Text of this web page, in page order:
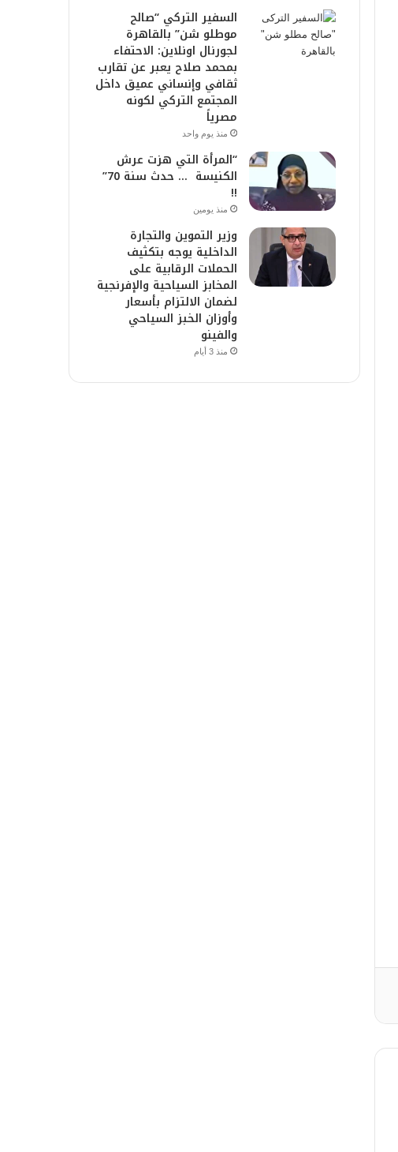
السفير التركي “صالح
موطلو شن” بالقاهرة
لجورنال اونلاين: الاحتفاء
بمحمد صلاح يعبر عن تقارب
ثقافي وإنساني عميق داخل
المجتمع التركي لكونه
مصرياً
منذ يوم واحد
“المرأة التي هزت عرش
الكنيسة … حدث سنة 70”
!!
منذ يومين
وزير التموين والتجارة
الداخلية يوجه بتكثيف
الحملات الرقابية على
المخابز السياحية والإفرنجية
لضمان الالتزام بأسعار
وأوزان الخبز السياحي
والفينو
منذ 3 أيام